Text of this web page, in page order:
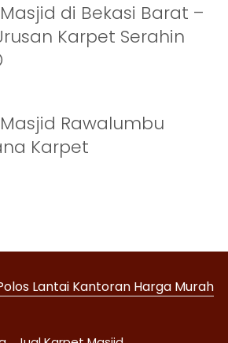
di Bekasi Barat –
Karpet Serahin
Rawalumbu
Karpet
Lantai Kantoran Harga Murah